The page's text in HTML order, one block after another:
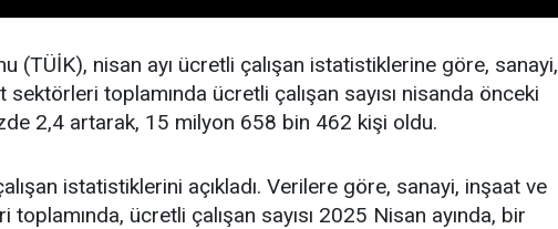
(TÜİK), nisan ayı ücretli çalışan istatistiklerine göre, sanayi,
toplamında ücretli çalışan sayısı nisanda önceki
2,4 artarak, 15 milyon 658 bin 462 kişi oldu.
istatistiklerini açıkladı. Verilere göre, sanayi, inşaat ve
ücretli çalışan sayısı 2025 Nisan ayında, bir